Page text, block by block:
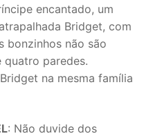
encantado, um
Bridget, com
bonzinhos não são
quatro paredes.
na mesma família
: Não duvide dos